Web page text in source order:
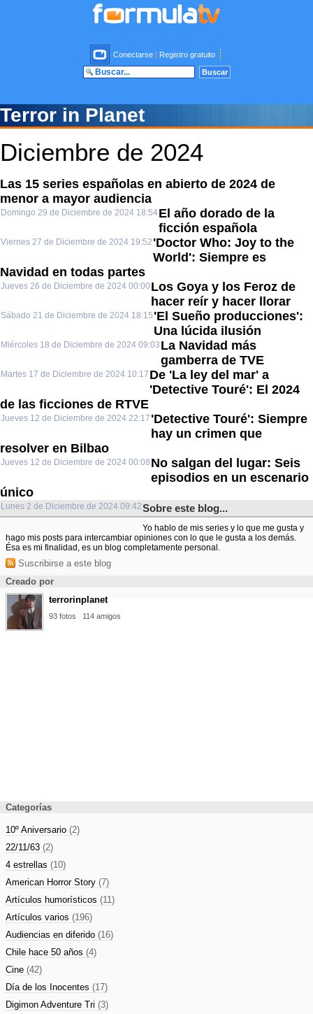
Conectarse | Registro gratuito
Terror in Planet
Diciembre de 2024
Las 15 series españolas en abierto de 2024 de
menor a mayor audiencia
Domingo 29 de Diciembre de 2024 18:54El año dorado de la
ficción española
Viernes 27 de Diciembre de 2024 19:52 'Doctor Who: Joy to the
World': Siempre es
Navidad en todas partes
Jueves 26 de Diciembre de 2024 00:00 Los Goya y los Feroz de
hacer reír y hacer llorar
Sábado 21 de Diciembre de 2024 18:15 'El Sueño producciones':
Una lúcida ilusión
Miércoles 18 de Diciembre de 2024 09:03 La Navidad más
gamberra de TVE
Martes 17 de Diciembre de 2024 10:17 De 'La ley del mar' a
'Detective Touré': El 2024
de las ficciones de RTVE
Jueves 12 de Diciembre de 2024 22:17 'Detective Touré': Siempre
hay un crimen que
resolver en Bilbao
Jueves 12 de Diciembre de 2024 00:08 No salgan del lugar: Seis
episodios en un escenario
único
Lunes 2 de Diciembre de 2024 09:42Sobre este blog...
Yo hablo de mis series y lo que me gusta y
hago mis posts para intercambiar opiniones con lo que le gusta a los demás.
Ésa es mi finalidad, es un blog completamente personal.
Suscribirse a este blog
Creado por
terrorinplanet
93 fotos 114 amigos
Categorías
10º Aniversario (2)
22/11/63 (2)
4 estrellas (10)
American Horror Story (7)
Artículos humorísticos (11)
Artículos varios (196)
Audiencias en diferido (16)
Chile hace 50 años (4)
Cine (42)
Día de los Inocentes (17)
Digimon Adventure Tri (3)